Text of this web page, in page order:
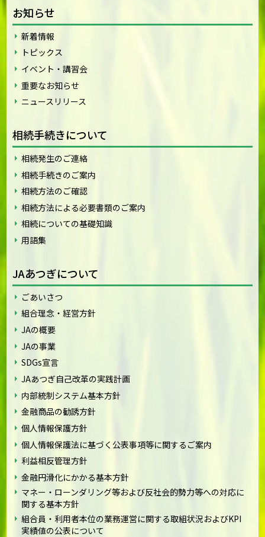
お知らせ
新着情報
トピックス
イベント・講習会
重要なお知らせ
ニュースリリース
相続手続きについて
相続発生のご連絡
相続手続きのご案内
相続方法のご確認
相続方法による必要書類のご案内
相続についての基礎知識
用語集
JAあつぎについて
ごあいさつ
組合理念・経営方針
JAの概要
JAの事業
SDGs宣言
JAあつぎ自己改革の実践計画
内部統制システム基本方針
金融商品の勧誘方針
個人情報保護方針
個人情報保護法に基づく公表事項等に関するご案内
利益相反管理方針
金融円滑化にかかる基本方針
マネー・ローンダリング等および反社会的勢力等への対応に
関する基本方針
組合員・利用者本位の業務運営に関する取組状況およびKPI
実績値の公表について